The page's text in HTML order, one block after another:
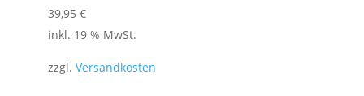
39,95 €
inkl. 19 % MwSt.
zzgl. Versandkosten